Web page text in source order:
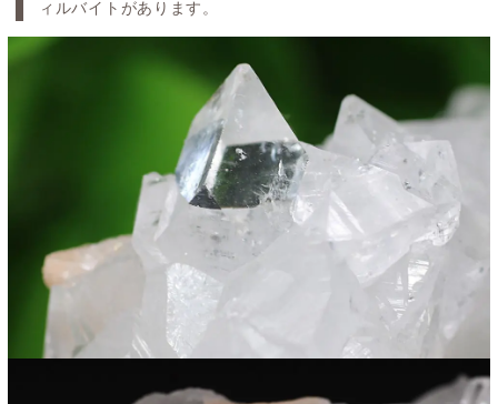
ィルバイトがあります。